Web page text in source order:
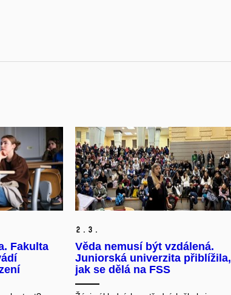
Fakulta
2. 3.
Věda nemusí být vzdálená.
Juniorská univerzita přiblížila,
jak se dělá na FSS